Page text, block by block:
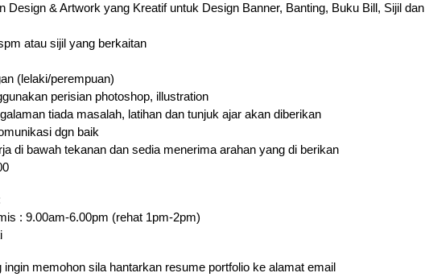
Design & Artwork yang Kreatif untuk Design Banner, Banting, Buku Bill, Sijil dan
atau sijil yang berkaitan
(lelaki/perempuan)
perisian photoshop, illustration
tiada masalah, latihan dan tunjuk ajar akan diberikan
dgn baik
di bawah tekanan dan sedia menerima arahan yang di berikan
: 9.00am-6.00pm (rehat 1pm-2pm)
ingin memohon sila hantarkan resume portfolio ke alamat email